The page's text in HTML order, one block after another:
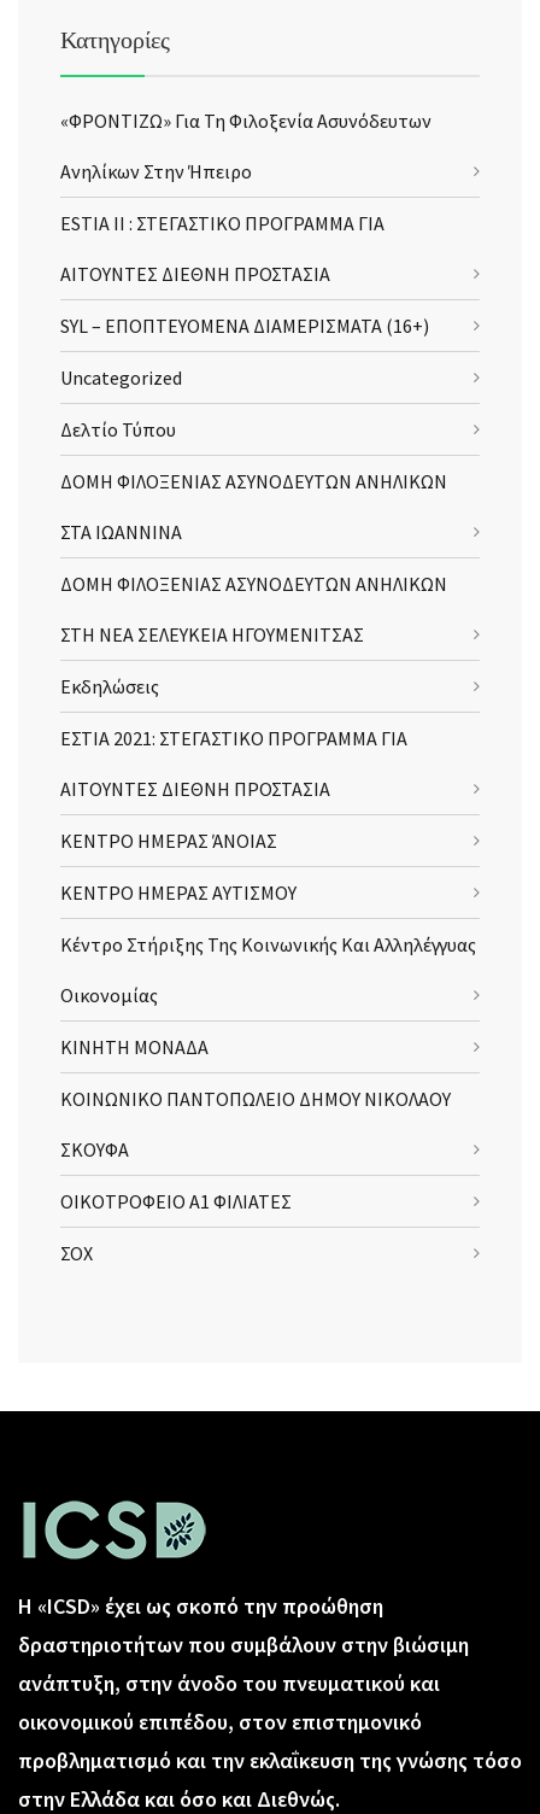
Κατηγορίες
«ΦΡΟΝΤΙΖΩ» Για Τη Φιλοξενία Ασυνόδευτων
Ανηλίκων Στην Ήπειρο
ESTIA II : ΣΤΕΓΑΣΤΙΚΟ ΠΡΟΓΡΑΜΜΑ ΓΙΑ
ΑΙΤΟΥΝΤΕΣ ΔΙΕΘΝΗ ΠΡΟΣΤΑΣΙΑ
SYL – ΕΠΟΠΤΕΥΟΜΕΝΑ ΔΙΑΜΕΡΙΣΜΑΤΑ (16+)
Uncategorized
Δελτίο Τύπου
ΔΟΜΗ ΦΙΛΟΞΕΝΙΑΣ ΑΣΥΝΟΔΕΥΤΩΝ ΑΝΗΛΙΚΩΝ
ΣΤΑ ΙΩΑΝΝΙΝΑ
ΔΟΜΗ ΦΙΛΟΞΕΝΙΑΣ ΑΣΥΝΟΔΕΥΤΩΝ ΑΝΗΛΙΚΩΝ
ΣΤΗ ΝΕΑ ΣΕΛΕΥΚΕΙΑ ΗΓΟΥΜΕΝΙΤΣΑΣ
Εκδηλώσεις
ΕΣΤΙΑ 2021: ΣΤΕΓΑΣΤΙΚΟ ΠΡΟΓΡΑΜΜΑ ΓΙΑ
ΑΙΤΟΥΝΤΕΣ ΔΙΕΘΝΗ ΠΡΟΣΤΑΣΙΑ
ΚΕΝΤΡΟ ΗΜΕΡΑΣ ΆΝΟΙΑΣ
ΚΕΝΤΡΟ ΗΜΕΡΑΣ ΑΥΤΙΣΜΟΥ
Κέντρο Στήριξης Της Κοινωνικής Και Αλληλέγγυας
Οικονομίας
ΚΙΝΗΤΗ ΜΟΝΑΔΑ
ΚΟΙΝΩΝΙΚΟ ΠΑΝΤΟΠΩΛΕΙΟ ΔΗΜΟΥ ΝΙΚΟΛΑΟΥ
ΣΚΟΥΦΑ
ΟΙΚΟΤΡΟΦΕΙΟ Α1 ΦΙΛΙΑΤΕΣ
ΣΟΧ
Η «ICSD» έχει ως σκοπό την προώθηση
δραστηριοτήτων που συμβάλουν στην βιώσιμη
ανάπτυξη, στην άνοδο του πνευματικού και
οικονομικού επιπέδου, στον επιστημονικό
προβληματισμό και την εκλαΐκευση της γνώσης τόσο
στην Ελλάδα και όσο και Διεθνώς.